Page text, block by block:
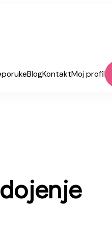
BlogKontaktMoj profil